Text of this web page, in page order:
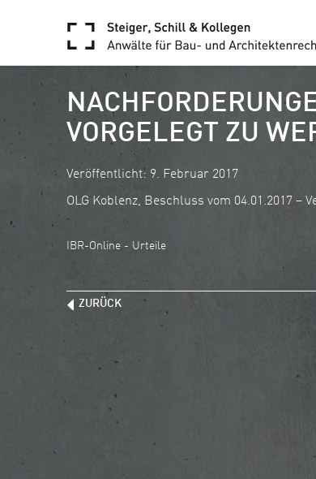
VORGELEGT ZU
Veröffentlicht: 9. Februar 2017
OLG Koblenz, Beschluss vom 04.01.2017 –
IBR-Online - Urteile
ZURÜCK